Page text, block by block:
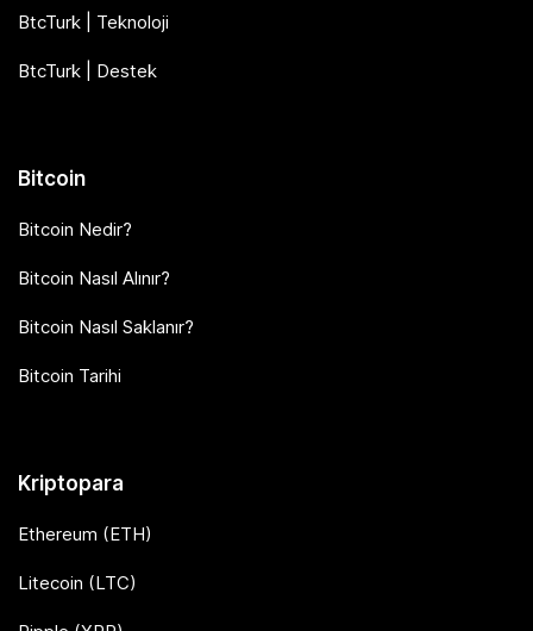
BtcTurk | Teknoloji
BtcTurk | Destek
Bitcoin
Bitcoin Nedir?
Bitcoin Nasıl Alınır?
Bitcoin Nasıl Saklanır?
Bitcoin Tarihi
Kriptopara
Ethereum (ETH)
Litecoin (LTC)